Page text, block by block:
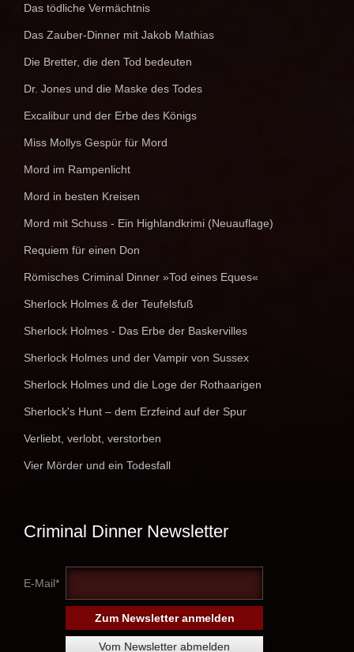
Das tödliche Vermächtnis
Das Zauber-Dinner mit Jakob Mathias
Die Bretter, die den Tod bedeuten
Dr. Jones und die Maske des Todes
Excalibur und der Erbe des Königs
Miss Mollys Gespür für Mord
Mord im Rampenlicht
Mord in besten Kreisen
Mord mit Schuss - Ein Highlandkrimi (Neuauflage)
Requiem für einen Don
Römisches Criminal Dinner »Tod eines Eques«
Sherlock Holmes & der Teufelsfuß
Sherlock Holmes - Das Erbe der Baskervilles
Sherlock Holmes und der Vampir von Sussex
Sherlock Holmes und die Loge der Rothaarigen
Sherlock's Hunt – dem Erzfeind auf der Spur
Verliebt, verlobt, verstorben
Vier Mörder und ein Todesfall
Criminal Dinner Newsletter
E-Mail*